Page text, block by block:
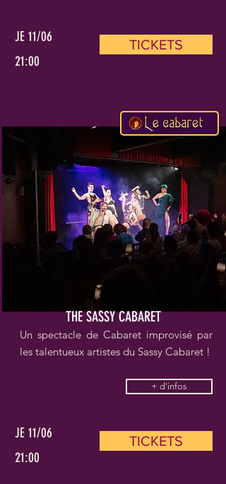
JE 11/06
21:00
TICKETS
THE SASSY CABARET
Un spectacle de Cabaret improvisé par
les talentueux artistes du Sassy Cabaret !
+ d'infos
JE 11/06
21:00
TICKETS